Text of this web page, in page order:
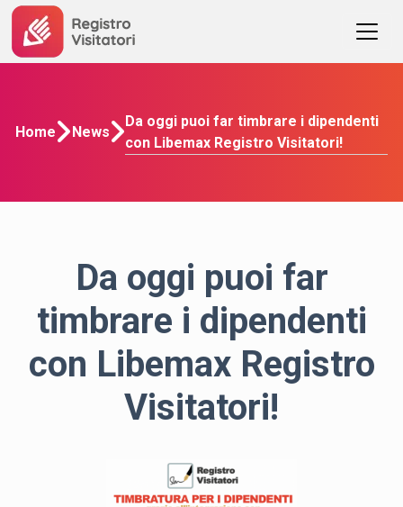
Home News
Da oggi puoi far timbrare i dipendenti
con Libemax Registro Visitatori!
Da oggi puoi far
timbrare i dipendenti
con Libemax Registro
Visitatori!